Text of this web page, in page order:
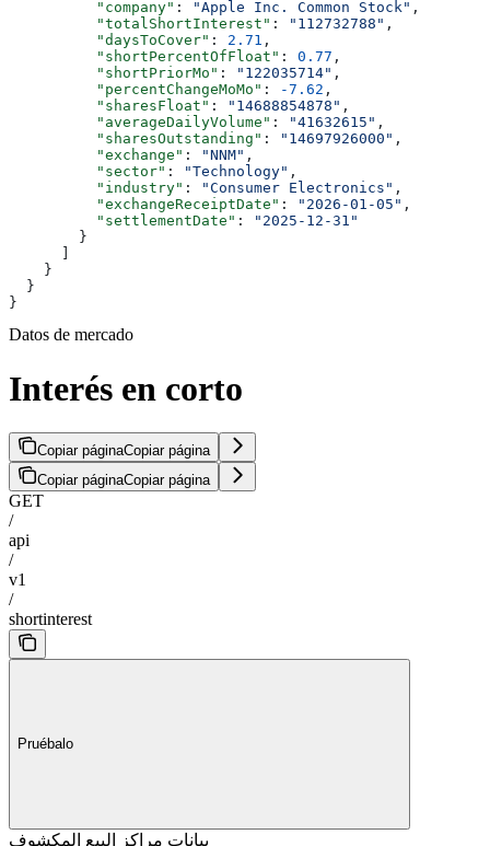
          "company"
: "Apple Inc. Common Stock" ,
          "totalShortInterest"
: "112732788" ,
          "daysToCover"
: 2.71 ,
          "shortPercentOfFloat"
: 0.77 ,
          "shortPriorMo"
: "122035714" ,
          "percentChangeMoMo"
: -7.62 ,
          "sharesFloat"
: "14688854878" ,
          "averageDailyVolume"
: "41632615" ,
          "sharesOutstanding"
: "14697926000" ,
          "exchange"
: "NNM" ,
          "sector"
: "Technology" ,
          "industry"
: "Consumer Electronics" ,
          "exchangeReceiptDate"
: "2026-01-05" ,
          "settlementDate"
:
"2025-12-31"
        }
    }
  }
}
Datos de mercado
Interés en corto
Copiar páginaCopiar página
Copiar páginaCopiar página
GET
/
api
/
v1
/
shortinterest
Pruébalo
بيانات مراكز البيع المكشوف